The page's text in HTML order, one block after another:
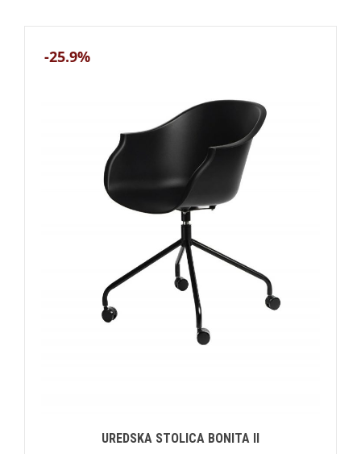
-25.9%
UREDSKA STOLICA BONITA II